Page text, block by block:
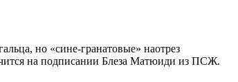
но «сине-гранатовые» наотрез
на подписании Блеза Матюиди из ПСЖ.